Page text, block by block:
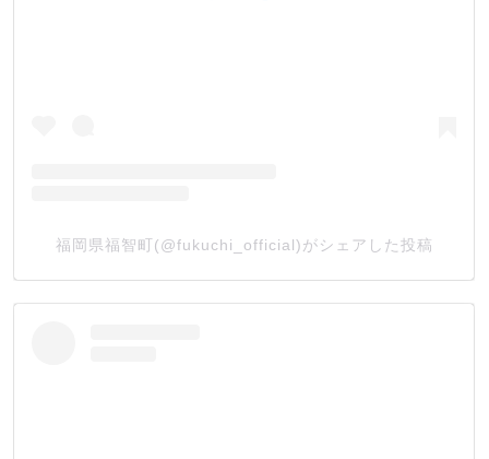
福岡県福智町(@fukuchi_official)がシェアした投稿